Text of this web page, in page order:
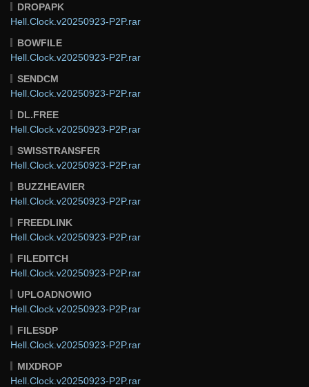
DROPAPK
Hell.Clock.v20250923-P2P.rar
BOWFILE
Hell.Clock.v20250923-P2P.rar
SENDCM
Hell.Clock.v20250923-P2P.rar
DL.FREE
Hell.Clock.v20250923-P2P.rar
SWISSTRANSFER
Hell.Clock.v20250923-P2P.rar
BUZZHEAVIER
Hell.Clock.v20250923-P2P.rar
FREEDLINK
Hell.Clock.v20250923-P2P.rar
FILEDITCH
Hell.Clock.v20250923-P2P.rar
UPLOADNOWIO
Hell.Clock.v20250923-P2P.rar
FILESDP
Hell.Clock.v20250923-P2P.rar
MIXDROP
Hell.Clock.v20250923-P2P.rar